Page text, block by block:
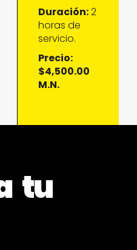
Duración:2
horas de
servicio.
Precio:
$4,500.00
M.N.
tu